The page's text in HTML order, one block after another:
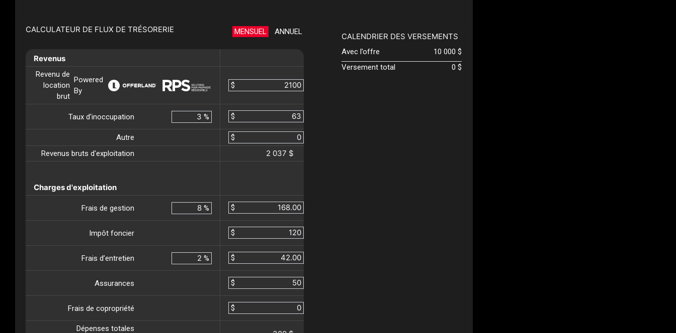
CALCULATEUR DE FLUX DE TRÉSORERIE MENSUEL ANNUEL
Revenus
Revenu de
location
brut
Powered
By
$
Taux d'inoccupation % $
Autre
$
Revenus bruts d'exploitation
2 037 $
Charges d'exploitation
Frais de gestion % $
Impôt foncier $
Frais d’entretien % $
Assurances $
Frais de copropriété $
Dépenses totales
CALENDRIER DES VERSEMENTS
Avec l’offre
10 000 $
Versement total
0 $